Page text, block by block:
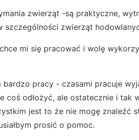
zwierząt -są praktyczne,
szczególności zwierząt
mi się pracować i wolę
pracy - czasami pracuje
coś odłożyć, ale ostatecznie i tak
jest to że nie mogę znaleźć
prosić o pomoc.